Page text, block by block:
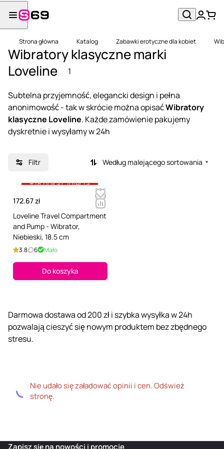
Strona główna Katalog Zabawki erotyczne dla kobiet
Wibratory klasyczne marki
Loveline
1
Subtelna przyjemność, elegancki design i pełna
anonimowość - tak w skrócie można opisaćWibratory
klasyczne Loveline. Każde zamówienie pakujemy
dyskretnie i wysyłamy w 24h
Filtr Według malejącego sortowania
+18 pokaż zdjęcia
172.67 zł
Loveline Travel Compartment
and Pump - Wibrator,
Niebieski, 18.5 cm
3.8 6 Mało
Do koszyka
Darmowa dostawa od 200 zł i szybka wysyłka w 24h
pozwalają cieszyć się nowym produktem bez zbędnego
stresu.
Nie udało się załadować opinii i cen. Odśwież
stronę.
Zapisz się na nowości i promocje